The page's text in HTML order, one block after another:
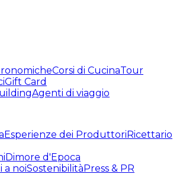
Corsi di CucinaTour
Gift Card
Agenti di viaggio
Esperienze dei ProduttoriRicettario
Dimore d'Epoca
a noiSostenibilitàPress & PR